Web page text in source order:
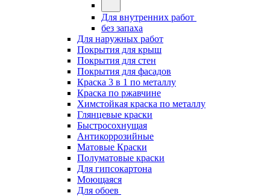
Для внутренних работ
без запаха
Для наружных работ
Покрытия для крыш
Покрытия для стен
Покрытия для фасадов
Краска 3 в 1 по металлу
Краска по ржавчине
Химстойкая краска по металлу
Глянцевые краски
Быстросохнущая
Антикоррозийные
Матовые Краски
Полуматовые краски
Для гипсокартона
Моющаяся
Для обоев